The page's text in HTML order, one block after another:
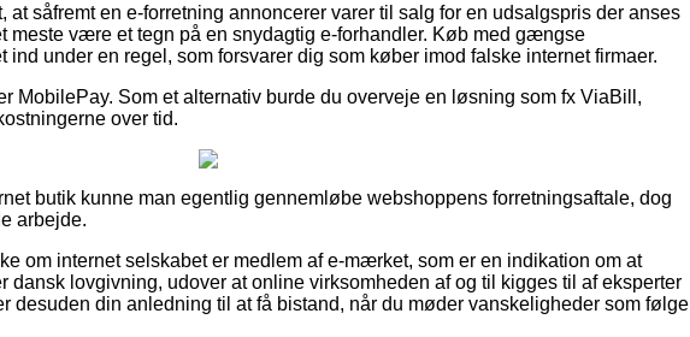
såfremt en e-forretning annoncerer varer til salg for en udsalgspris der anses
meste være et tegn på en snydagtig e-forhandler. Køb med gængse
under en regel, som forsvarer dig som køber imod falske internet firmaer.
MobilePay. Som et alternativ burde du overveje en løsning som fx ViaBill,
over tid.
butik kunne man egentlig gennemløbe webshoppens forretningsaftale, dog
arbejde.
om internet selskabet er medlem af e-mærket, som er en indikation om at
dansk lovgivning, udover at online virksomheden af og til kigges til af eksperter
desuden din anledning til at få bistand, når du møder vanskeligheder som følge